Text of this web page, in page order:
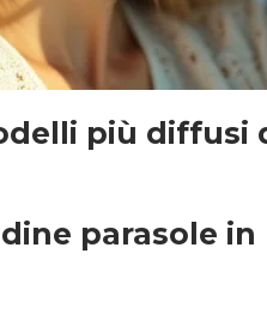
più diffusi
parasole in